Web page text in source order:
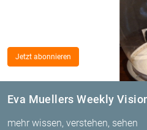
Eva Muellers Weekly
mehr wissen, verstehen, sehen
Jetzt abonnieren